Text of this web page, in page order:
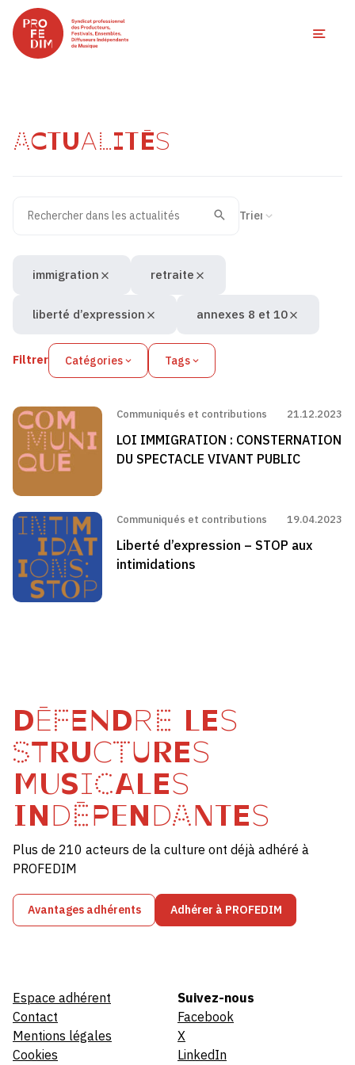
ACTUALITÉS
Recherche
Valider
Filtrer Catégories Tags
immigration retraite
liberté d’expression annexes 8 et 10
Communiqués et contributions 21.12.2023
LOI IMMIGRATION : CONSTERNATION
DU SPECTACLE VIVANT PUBLIC
Communiqués et contributions 19.04.2023
Liberté d’expression – STOP aux
intimidations
DÉFENDRE LES
STRUCTURES
MUSICALES
INDÉPENDANTES
Plus de 210 acteurs de la culture ont déjà adhéré à
PROFEDIM
Avantages adhérents Adhérer à PROFEDIM
Espace adhérent
Contact
Mentions légales
Cookies
Suivez-nous
Facebook
X
LinkedIn